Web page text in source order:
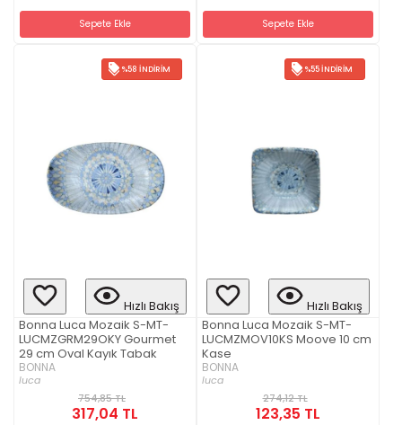
Sepete Ekle Sepete Ekle
%58 İNDIRIM
Hızlı Bakış
Bonna Luca Mozaik S-MT-
LUCMZGRM29OKY Gourmet
29 cm Oval Kayık Tabak
BONNA
luca
754,85 TL
317,04 TL
%55 İNDIRIM
Hızlı Bakış
Bonna Luca Mozaik S-MT-
LUCMZMOV10KS Moove 10 cm
Kase
BONNA
luca
274,12 TL
123,35 TL